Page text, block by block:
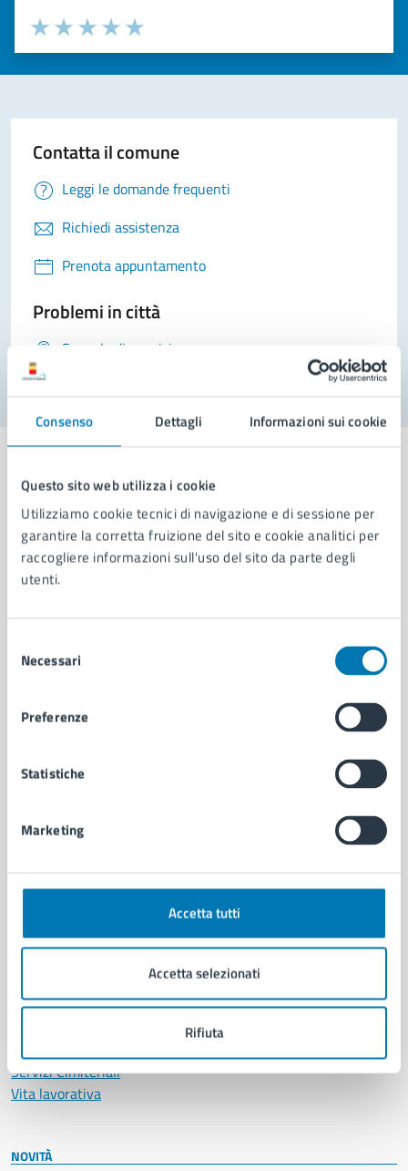
Consenso Dettagli Informazioni sui cookie
Questo sito web utilizza i cookie
Utilizziamo cookie tecnici di navigazione e di sessione per
garantire la corretta fruizione del sito e cookie analitici per
raccogliere informazioni sull'uso del sito da parte degli
utenti.
delNecessari
Preferenze
Statistiche
Marketing
Accetta tutti
Accetta selezionati
Rifiuta
Valuta la chiarezza delle informazioni (da 1 a 5 stelle)
Seleziona il numero di stelle per valutare la chiarezza delle
Valuta 5 stelle su 5
Valuta 4 stelle su 5
Valuta 3 stelle su 5
Valuta 2 stelle su 5
Valuta 1 stelle su 5
Contatta il comune
Leggi le domande frequenti
Richiedi assistenza
Prenota appuntamento
Problemi in città
Segnala disservizio
Comune di Napoli
AMMINISTRAZIONE
Municipalità
Politici
Documenti e dati
Intranet, posta aziendale e protocollo
Anagrafe e stato civile
Cultura e tempo libero
Documenti e certificati
Educazione e formazione
Giustizia e sicurezza pubblica
Servizi Cimiteriali
Vita lavorativa
NOVITÀ